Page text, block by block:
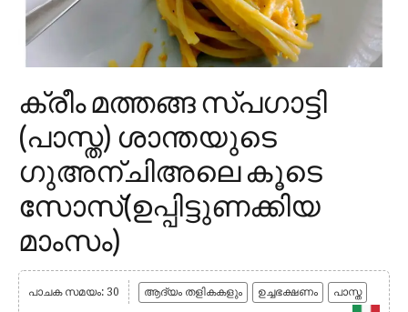
ക്രീം മത്തങ്ങ സ്പഗാട്ടി
(പാസ്ത) ശാന്തയുടെ
ഗുഅന്ചിഅലെ കൂടെ
സോസ്(ഉപ്പിട്ടുണക്കിയ
മാംസം)
പാചക സമയം: 30 ആദ്യം തളികകളും ഉച്ചഭക്ഷണം പാസ്ത